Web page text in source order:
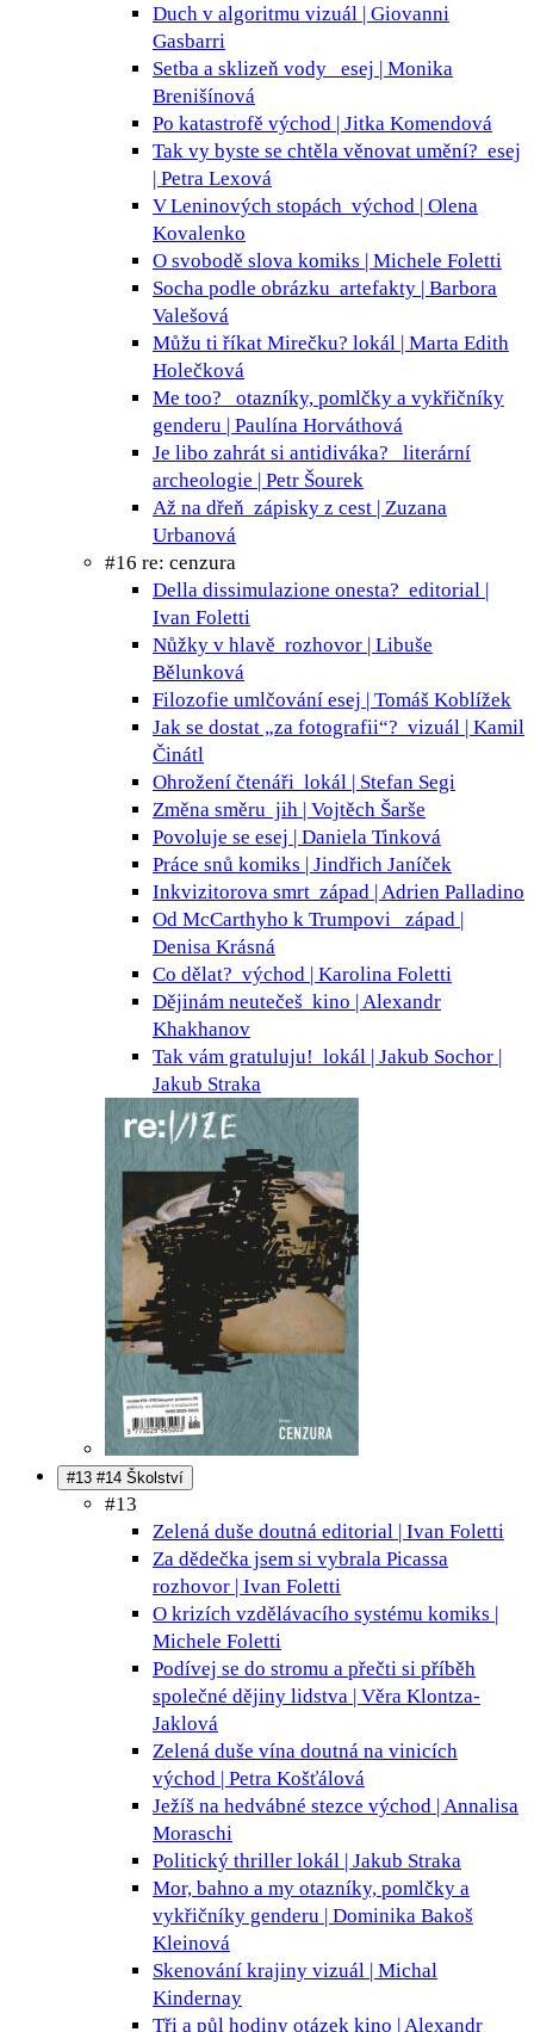
Duch v algoritmu vizuál | Giovanni
Gasbarri
Setba a sklizeň vody
esej | Monika
Brenišínová
Po katastrofě východ | Jitka Komendová
Tak vy byste se chtěla věnovat umění? esej
| Petra Lexová
V Leninových stopách východ | Olena
Kovalenko
O svobodě slova komiks | Michele Foletti
Socha podle obrázku artefakty | Barbora
Valešová
Můžu ti říkat Mirečku? lokál | Marta Edith
Holečková
Me too?
otazníky, pomlčky a vykřičníky
genderu | Paulína Horváthová
Je libo zahrát si antidiváka?
literární
archeologie | Petr Šourek
Až na dřeň zápisky z cest | Zuzana
Urbanová
#16 re: cenzura
Della dissimulazione onesta? editorial |
Ivan Foletti
Nůžky v hlavě rozhovor | Libuše
Bělunková
Filozofie umlčování esej | Tomáš Koblížek
Jak se dostat „za fotografii“? vizuál | Kamil
Činátl
Ohrožení čtenáři lokál | Stefan Segi
Změna směru jih | Vojtěch Šarše
Povoluje se esej | Daniela Tinková
Práce snů komiks | Jindřich Janíček
Inkvizitorova smrt západ | Adrien Palladino
Od McCarthyho k Trumpovi
západ |
Denisa Krásná
Co dělat? východ | Karolina Foletti
Dějinám neutečeš kino | Alexandr
Khakhanov
Tak vám gratuluju! lokál | Jakub Sochor |
Jakub Straka
#13 #14 Školství
#13
Zelená duše doutná editorial | Ivan Foletti
Za dědečka jsem si vybrala Picassa
rozhovor | Ivan Foletti
O krizích vzdělávacího systému komiks |
Michele Foletti
Podívej se do stromu a přečti si příběh
společné dějiny lidstva | Věra Klontza-
Jaklová
Zelená duše vína doutná na vinicích
východ | Petra Košťálová
Ježíš na hedvábné stezce východ | Annalisa
Moraschi
Politický thriller lokál | Jakub Straka
Mor, bahno a my otazníky, pomlčky a
vykřičníky genderu | Dominika Bakoš
Kleinová
Skenování krajiny vizuál | Michal
Kindernay
Tři a půl hodiny otázek kino | Alexandr